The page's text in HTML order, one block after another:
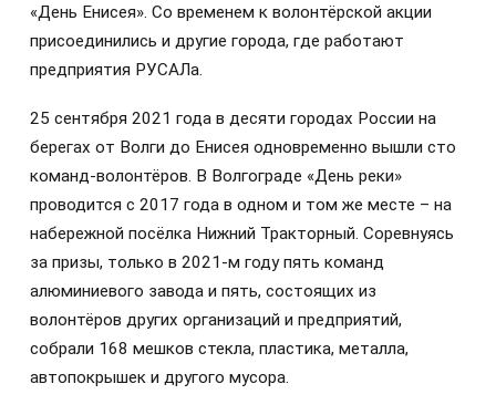
«День Енисея». Со временем к волонтёрской акции
присоединились и другие города, где работают
предприятия РУСАЛа.
25 сентября 2021 года в десяти городах России на
берегах от Волги до Енисея одновременно вышли сто
команд-волонтёров. В Волгограде «День реки»
проводится с 2017 года в одном и том же месте – на
набережной посёлка Нижний Тракторный. Соревнуясь
за призы, только в 2021-м году пять команд
алюминиевого завода и пять, состоящих из
волонтёров других организаций и предприятий,
собрали 168 мешков стекла, пластика, металла,
автопокрышек и другого мусора.